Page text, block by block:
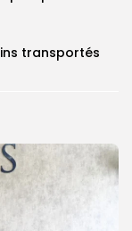
transportés